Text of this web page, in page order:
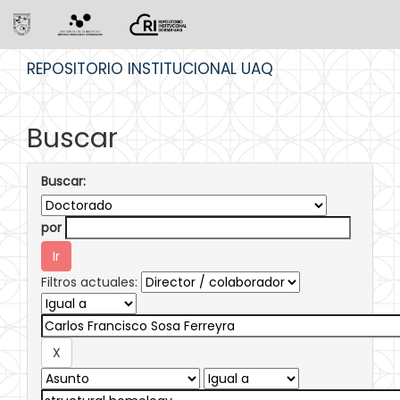
REPOSITORIO INSTITUCIONAL UAQ
Buscar
Buscar:
por
Filtros actuales: